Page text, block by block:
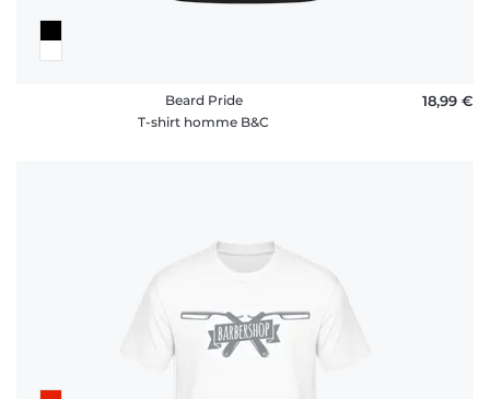
Beard Pride
T-shirt homme B&C
18,99 €